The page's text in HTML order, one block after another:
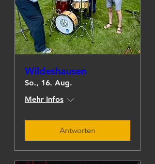
Wildeshausen
So., 16. Aug.
Mehr Infos
Antworten